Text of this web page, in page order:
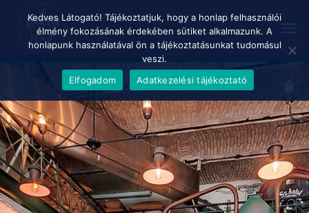
Kedves Látogató! Tájékoztatjuk, hogy a honlap felhasználói
élmény fokozásának érdekében sütiket alkalmazunk. A
honlapunk használatával ön a tájékoztatásunkat tudomásul
veszi.
Elfogadom
Adatkezelési tájékoztató